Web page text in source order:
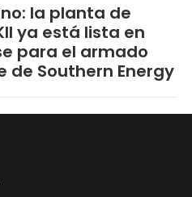
la planta de
ya está lista en
para el armado
de Southern Energy